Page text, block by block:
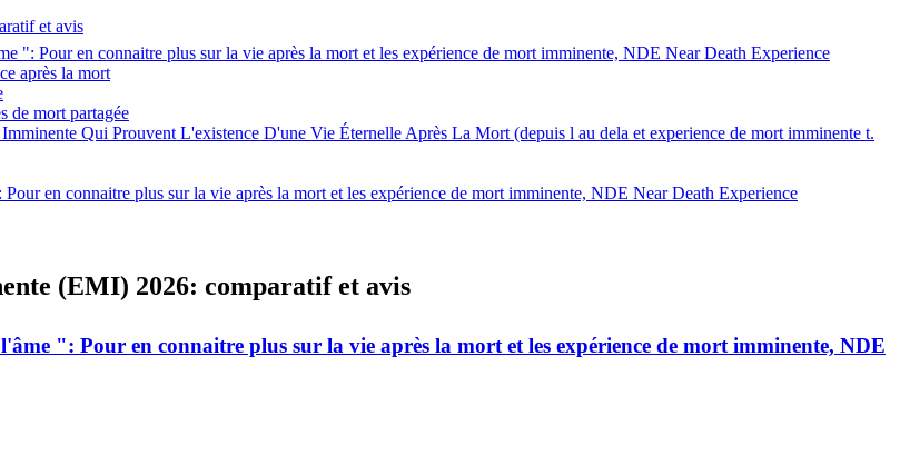
et avis
": Pour en connaitre plus sur la vie après la mort et les expérience de mort imminente, NDE Near Death Experience
après la mort
de mort partagée
Qui Prouvent L'existence D'une Vie Éternelle Après La Mort (depuis l au dela et experience de mort imminente t.
en connaitre plus sur la vie après la mort et les expérience de mort imminente, NDE Near Death Experience
(EMI) 2026: comparatif et avis
": Pour en connaitre plus sur la vie après la mort et les expérience de mort imminente, NDE